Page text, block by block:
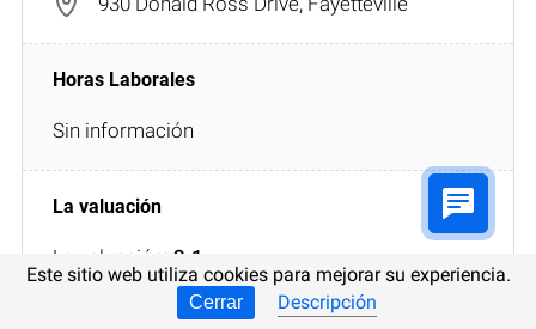
Sin información
La valuación: 3.1
Este sitio web utiliza cookies para mejorar su experiencia.
Cerrar Descripción